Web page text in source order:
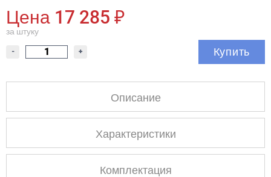
Цена 17 285 ₽
за штуку
- + Купить
Описание
Характеристики
Комплектация